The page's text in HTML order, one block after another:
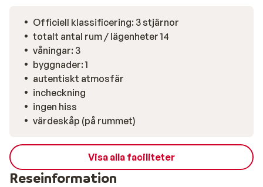
Officiell klassificering: 3 stjärnor
totalt antal rum / lägenheter 14
våningar: 3
byggnader: 1
autentiskt atmosfär
incheckning
ingen hiss
värdeskåp (på rummet)
Visa alla faciliteter
Reseinformation